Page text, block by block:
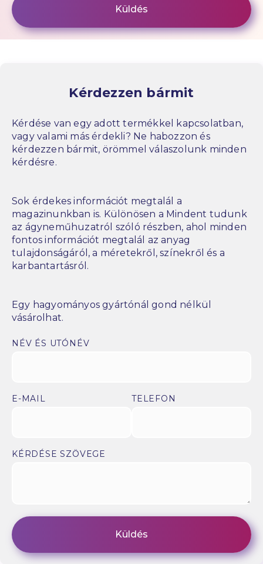
Kérdezzen bármit
Kérdése van egy adott termékkel kapcsolatban,
vagy valami más érdekli? Ne habozzon és
kérdezzen bármit, örömmel válaszolunk minden
kérdésre.
Sok érdekes információt megtalál a
magazinunkban is. Különösen a Mindent tudunk
az ágyneműhuzatról szóló részben, ahol minden
fontos információt megtalál az anyag
tulajdonságáról, a méretekről, színekről és a
karbantartásról.
Egy hagyományos gyártónál gond nélkül
vásárolhat.
NÉV ÉS UTÓNÉV
E-MAIL TELEFON
KÉRDÉSE SZÖVEGE